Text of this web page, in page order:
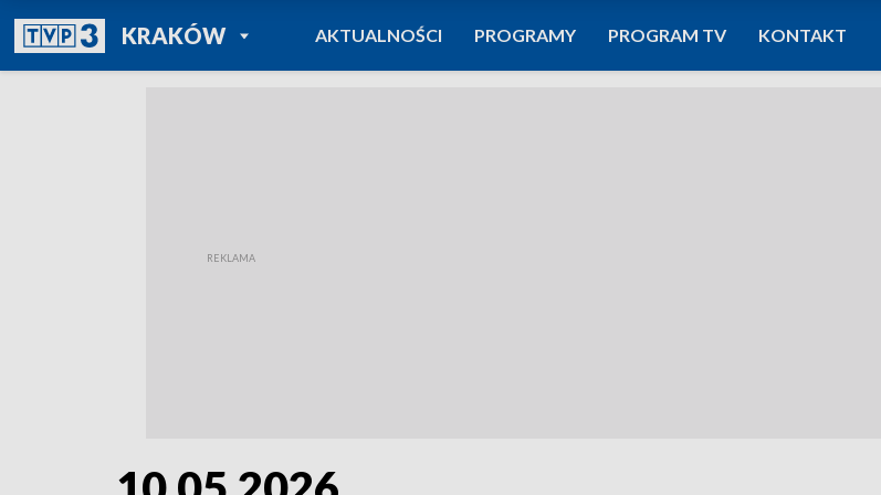
KRAKÓWPOWRÓT DO
TVP REGIONY
AKTUALNOŚCI PROGRAMY PROGRAM TV KONTAKT